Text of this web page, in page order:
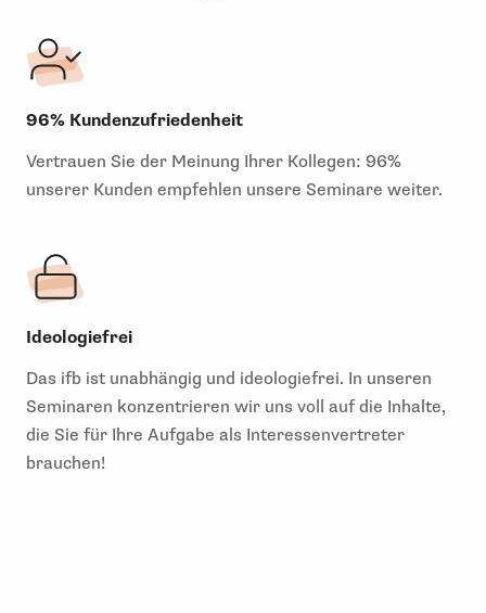
96% Kundenzufriedenheit
Vertrauen Sie der Meinung Ihrer Kollegen: 96%
unserer Kunden empfehlen unsere Seminare weiter.
Ideologiefrei
Das ifb ist unabhängig und ideologiefrei. In unseren
Seminaren konzentrieren wir uns voll auf die Inhalte,
die Sie für Ihre Aufgabe als Interessenvertreter
brauchen!